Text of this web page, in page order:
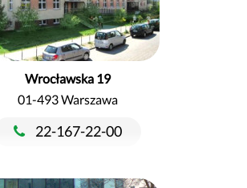
Wrocławska 19
01-493 Warszawa
22-167-22-00